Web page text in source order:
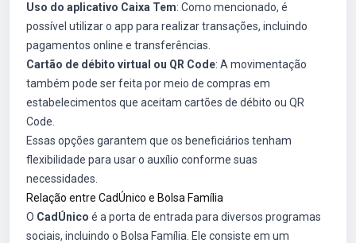
Uso do aplicativo Caixa Tem: Como mencionado, é
possível utilizar o app para realizar transações, incluindo
pagamentos online e transferências.
Cartão de débito virtual ou QR Code: A movimentação
também pode ser feita por meio de compras em
estabelecimentos que aceitam cartões de débito ou QR
Code.
Essas opções garantem que os beneficiários tenham
flexibilidade para usar o auxílio conforme suas
necessidades.
Relação entre CadÚnico e Bolsa Família
O CadÚnico é a porta de entrada para diversos programas
sociais, incluindo o Bolsa Família. Ele consiste em um